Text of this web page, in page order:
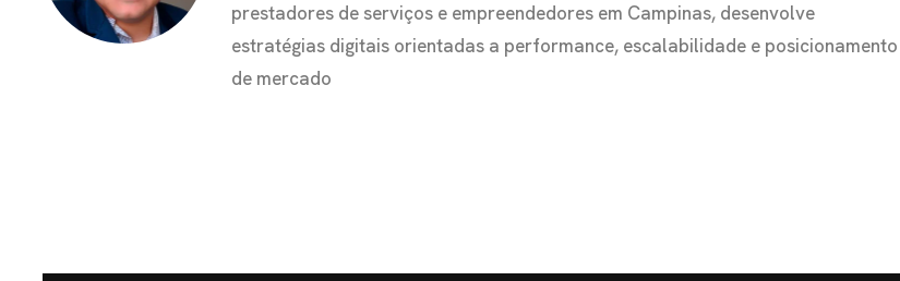
prestadores de serviços e empreendedores em Campinas, desenvolve
estratégias digitais orientadas a performance, escalabilidade e posicionamento
de mercado